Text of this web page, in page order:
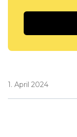
1. April 2024